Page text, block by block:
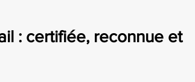
: certifiée, reconnue et